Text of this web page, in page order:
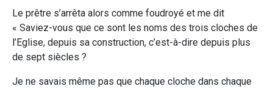
Le prêtre s’arrêta alors comme foudroyé et me dit
« Saviez-vous que ce sont les noms des trois cloches de
l’Eglise, depuis sa construction, c’est-à-dire depuis plus
de sept siècles ?
Je ne savais même pas que chaque cloche dans chaque